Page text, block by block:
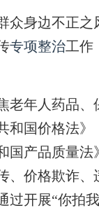
身边不正之
专项整治工作
老年人药品、
和国价格法
国产品质量
、价格欺诈
过开展“你拍